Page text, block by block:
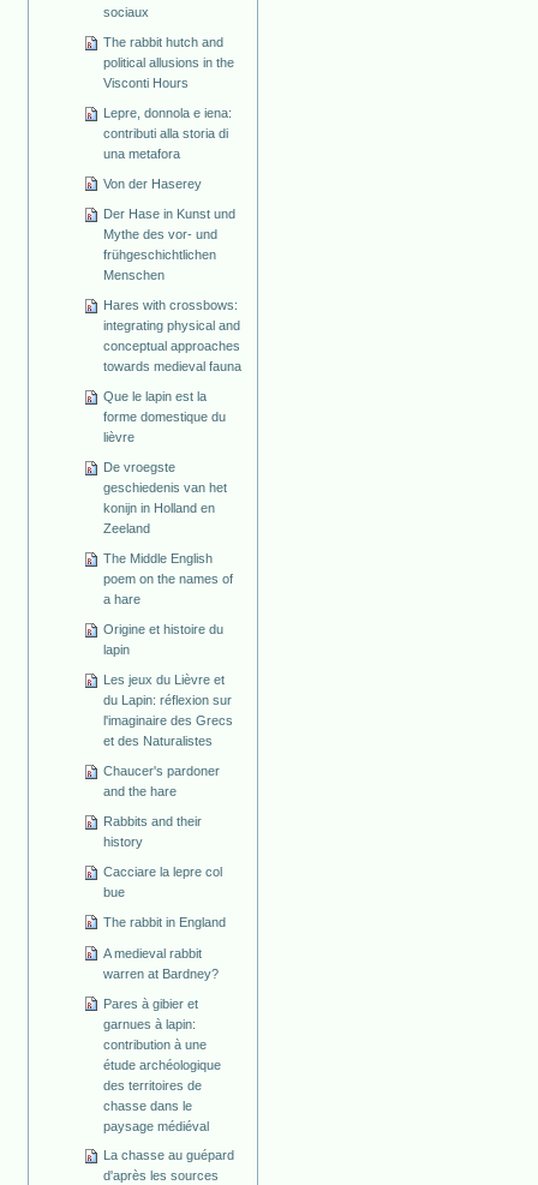
sociaux
The rabbit hutch and
political allusions in the
Visconti Hours
Lepre, donnola e iena:
contributi alla storia di
una metafora
Von der Haserey
Der Hase in Kunst und
Mythe des vor- und
frühgeschichtlichen
Menschen
Hares with crossbows:
integrating physical and
conceptual approaches
towards medieval fauna
Que le lapin est la
forme domestique du
lièvre
De vroegste
geschiedenis van het
konijn in Holland en
Zeeland
The Middle English
poem on the names of
a hare
Origine et histoire du
lapin
Les jeux du Lièvre et
du Lapin: réflexion sur
l'imaginaire des Grecs
et des Naturalistes
Chaucer's pardoner
and the hare
Rabbits and their
history
Cacciare la lepre col
bue
The rabbit in England
A medieval rabbit
warren at Bardney?
Pares à gibier et
garnues à lapin:
contribution à une
étude archéologique
des territoires de
chasse dans le
paysage médiéval
La chasse au guépard
d'après les sources